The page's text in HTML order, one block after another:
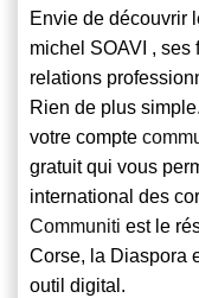
Envie de découvrir
michel SOAVI , ses
relations
Rien de plus
votre compte
gratuit qui vous
international des
Communiti est le
Corse, la Diaspora
outil digital.